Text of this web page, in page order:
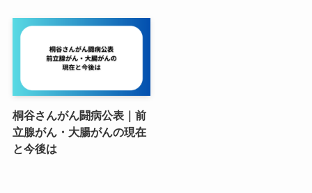
桐谷さんがん闘病公表｜前
立腺がん・大腸がんの現在
と今後は